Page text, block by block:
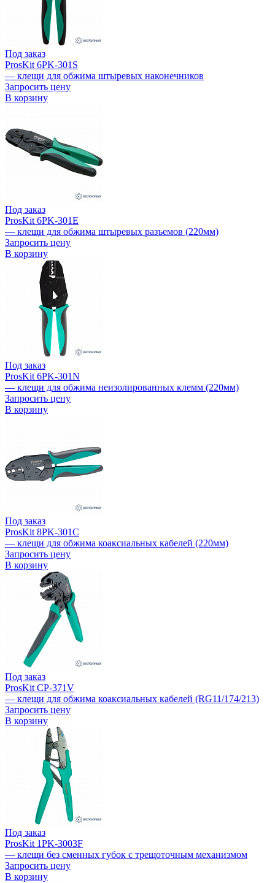
Под заказ
ProsKit 6PK-301S
— клещи для обжима штыревых наконечников
Запросить цену
В корзину
Под заказ
ProsKit 6PK-301E
— клещи для обжима штыревых разъемов (220мм)
Запросить цену
В корзину
Под заказ
ProsKit 6PK-301N
— клещи для обжима неизолированных клемм (220мм)
Запросить цену
В корзину
Под заказ
ProsKit 8PK-301C
— клещи для обжима коаксиальных кабелей (220мм)
Запросить цену
В корзину
Под заказ
ProsKit CP-371V
— клещи для обжима коаксиальных кабелей (RG11/174/213)
Запросить цену
В корзину
Под заказ
ProsKit 1PK-3003F
— клещи без сменных губок с трещоточным механизмом
Запросить цену
В корзину